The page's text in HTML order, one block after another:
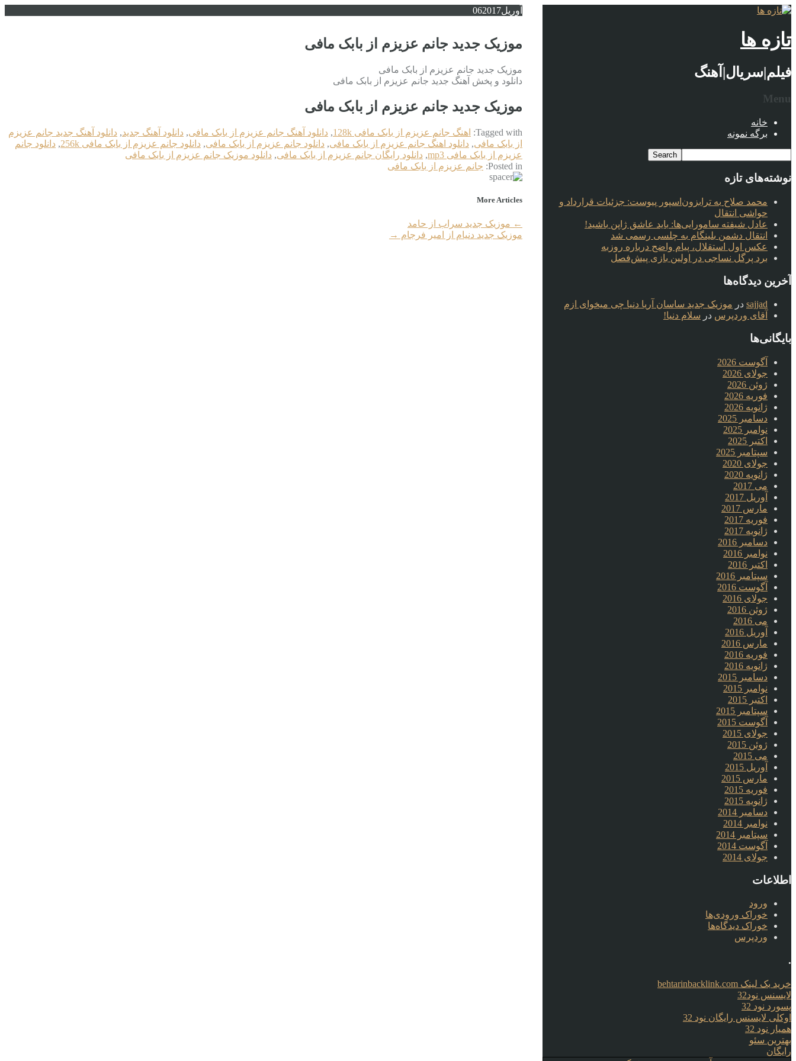
آوریل 062017
موزیک جدید جانم عزیزم از بابک مافی
موزیک جدید جانم عزیزم از بابک مافی
دانلود و پخش آهنگ جدید جانم عزیزم از بابک مافی
موزیک جدید جانم عزیزم از بابک مافی
Tagged with: اهنگ جانم عزیزم از بابک مافی 128k , دانلود آهنگ جانم عزیزم از بابک مافی, دانلود آهنگ جدید, دانلود آهنگ جدید جانم عزیزم
از بابک مافی, دانلود اهنگ جانم عزیزم از بابک مافی, دانلود جانم عزیزم از بابک مافی, دانلود جانم عزیزم از بابک مافی 256k , دانلود جانم
عزیزم از بابک مافی mp3
, دانلود رایگان جانم عزیزم از بابک مافی, دانلود موزیک جانم عزیزم از بابک مافی
Posted in: جانم عزیزم از بابک مافی
More Articles
← موزیک جدید سراب از حامد
موزیک جدید دنیام از امیر فرجام →
تازه ها
فیلم|سریال|آهنگ
Menu
خانه
برگه نمونه
نوشته‌های تازه
محمد صلاح به ترابزون‌اسپور پیوست: جزئیات قرارداد و
حواشی انتقال
عادل شیفته سامورایی‌ها: باید عاشق ژاپن باشید!
انتقال دشمن بلینگام به چلسی رسمی شد
عکس اول استقلال، پیام واضح درباره روزبه
برد پرگل نساجی در اولین بازی پیش‌فصل
آخرین دیدگاه‌ها
sajjad در موزیک جدید ساسان آریا دنیا چی میخوای ازم
آقای وردپرس در سلام دنیا!
بایگانی‌ها
آگوست 2026
جولای 2026
ژوئن 2026
فوریه 2026
ژانویه 2026
دسامبر 2025
نوامبر 2025
اکتبر 2025
سپتامبر 2025
جولای 2020
ژانویه 2020
می 2017
آوریل 2017
مارس 2017
فوریه 2017
ژانویه 2017
دسامبر 2016
نوامبر 2016
اکتبر 2016
سپتامبر 2016
آگوست 2016
جولای 2016
ژوئن 2016
می 2016
آوریل 2016
مارس 2016
فوریه 2016
ژانویه 2016
دسامبر 2015
نوامبر 2015
اکتبر 2015
سپتامبر 2015
آگوست 2015
جولای 2015
ژوئن 2015
می 2015
آوریل 2015
مارس 2015
فوریه 2015
ژانویه 2015
دسامبر 2014
نوامبر 2014
سپتامبر 2014
آگوست 2014
جولای 2014
اطلاعات
ورود
خوراک ورودی‌ها
خوراک دیدگاه‌ها
وردپرس
.
خرید بک لینک behtarinbacklink.com
لایسنس نود32
پسورد نود 32
اوکلی لایسنس رایگان نود 32
همیار نود 32
بهترین سئو
رایگان